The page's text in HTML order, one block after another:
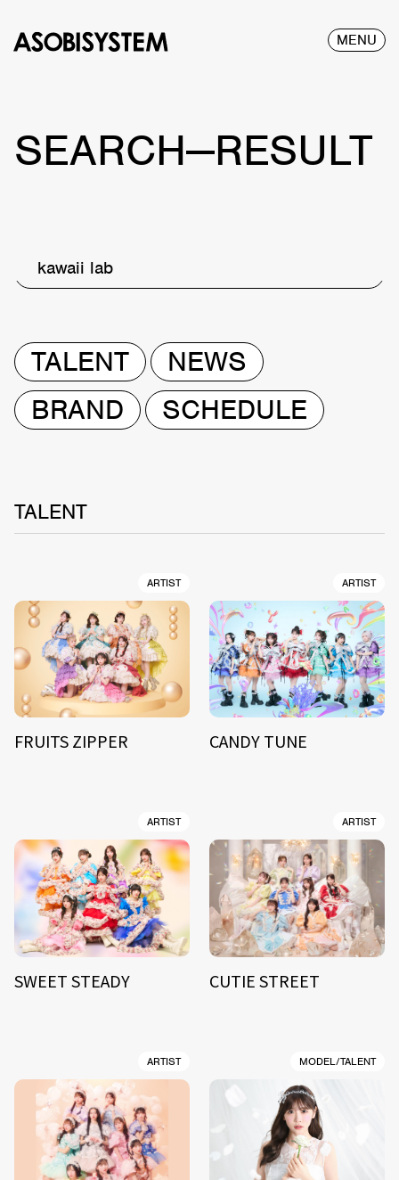
MENU
SEARCH—RESULT
kawaii lab
TALENT
NEWS
BRAND
SCHEDULE
TALENT
ARTIST
FRUITS ZIPPER
ARTIST
CANDY TUNE
ARTIST
SWEET STEADY
ARTIST
CUTIE STREET
ARTIST MODEL/TALENT